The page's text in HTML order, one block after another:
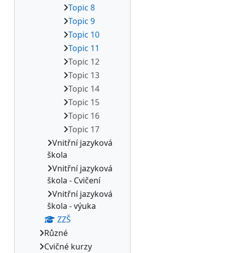
Topic 8
Topic 9
Topic 10
Topic 11
Topic 12
Topic 13
Topic 14
Topic 15
Topic 16
Topic 17
Vnitřní jazyková
škola
Vnitřní jazyková
škola - Cvičení
Vnitřní jazyková
škola - výuka
ZZŠ
Různé
Cvičné kurzy